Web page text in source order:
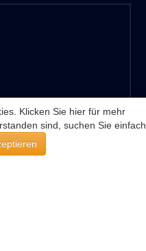
Klicken Sie hier für mehr
sind, suchen Sie einfach